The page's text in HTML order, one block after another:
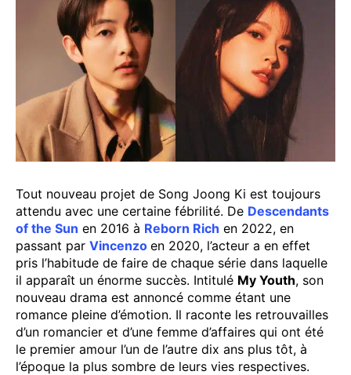
Tout nouveau projet de Song Joong Ki est toujours
attendu avec une certaine fébrilité. De Descendants
of the Sun en 2016 à Reborn Rich en 2022, en
passant par Vincenzo en 2020, l’acteur a en effet
pris l’habitude de faire de chaque série dans laquelle
il apparaît un énorme succès. Intitulé My Youth, son
nouveau drama est annoncé comme étant une
romance pleine d’émotion. Il raconte les retrouvailles
d’un romancier et d’une femme d’affaires qui ont été
le premier amour l’un de l’autre dix ans plus tôt, à
l’époque la plus sombre de leurs vies respectives.